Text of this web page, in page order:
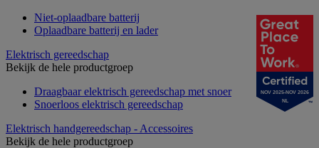
Niet-oplaadbare batterij
Oplaadbare batterij en lader
Elektrisch gereedschap
Bekijk de hele productgroep
Draagbaar elektrisch gereedschap met snoer
Snoerloos elektrisch gereedschap
Elektrisch handgereedschap - Accessoires
Bekijk de hele productgroep
NOV 2025-NOV 2026
NL